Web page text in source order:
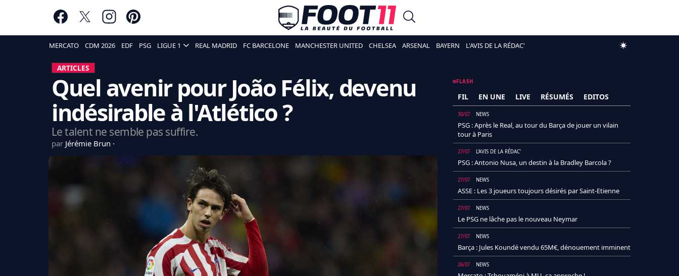
MERCATO CDM 2026 EDF PSG LIGUE 1 REAL MADRID FC BARCELONE MANCHESTER UNITED CHELSEA ARSENAL BAYERN L'AVIS DE LA RÉDAC'
ARTICLES
Quel avenir pour João Félix, devenu
indésirable à l'Atlético ?
Le talent ne semble pas suffire.
par Jérémie Brun
FLASH
FIL EN UNE LIVE RÉSUMÉS EDITOS
30/07 NEWS
PSG : Après le Real, au tour du Barça de jouer un vilain
tour à Paris
27/07 L'AVIS DE LA RÉDAC'
PSG : Antonio Nusa, un destin à la Bradley Barcola ?
27/07 NEWS
ASSE : Les 3 joueurs toujours désirés par Saint-Etienne
27/07 NEWS
Le PSG ne lâche pas le nouveau Neymar
27/07 NEWS
Barça : Jules Koundé vendu 65M€, dénouement imminent
26/07 NEWS